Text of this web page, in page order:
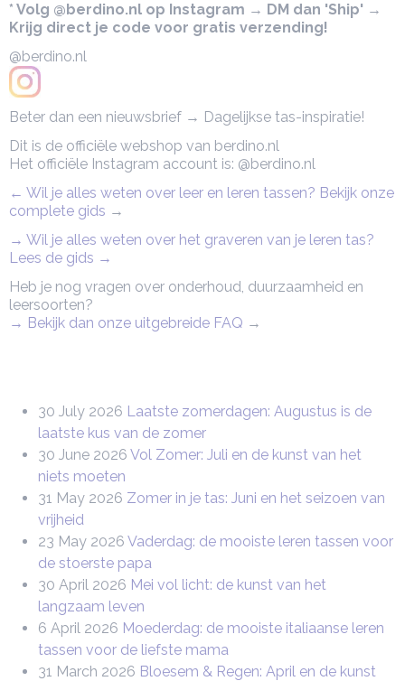
* Volg @berdino.nl op Instagram → DM dan 'Ship' →
Krijg direct je code voor gratis verzending!
@berdino.nl
Beter dan een nieuwsbrief → Dagelijkse tas-inspiratie!
Dit is de officiële webshop van berdino.nl
Het officiële Instagram account is: @berdino.nl
← Wil je alles weten over leer en leren tassen? Bekijk onze
complete gids →
→ Wil je alles weten over het graveren van je leren tas?
Lees de gids →
Heb je nog vragen over onderhoud, duurzaamheid en
leersoorten?
→ Bekijk dan onze uitgebreide FAQ →
30 July 2026 Laatste zomerdagen: Augustus is de
laatste kus van de zomer
30 June 2026 Vol Zomer: Juli en de kunst van het
niets moeten
31 May 2026 Zomer in je tas: Juni en het seizoen van
vrijheid
23 May 2026 Vaderdag: de mooiste leren tassen voor
de stoerste papa
30 April 2026 Mei vol licht: de kunst van het
langzaam leven
6 April 2026 Moederdag: de mooiste italiaanse leren
tassen voor de liefste mama
31 March 2026 Bloesem & Regen: April en de kunst